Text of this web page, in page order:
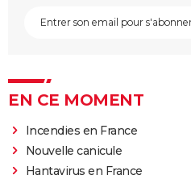
EN CE MOMENT
Incendies en France
Nouvelle canicule
Hantavirus en France